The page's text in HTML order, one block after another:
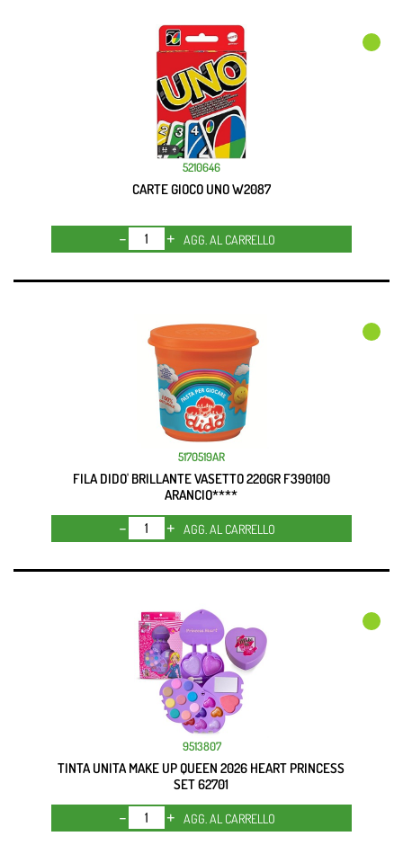
5210646
CARTE GIOCO UNO W2087
Quantità
AGG. AL CARRELLO
5170519AR
FILA DIDO' BRILLANTE VASETTO 220GR F390100
ARANCIO****
Quantità
AGG. AL CARRELLO
9513807
TINTA UNITA MAKE UP QUEEN 2026 HEART PRINCESS
SET 62701
Quantità
AGG. AL CARRELLO